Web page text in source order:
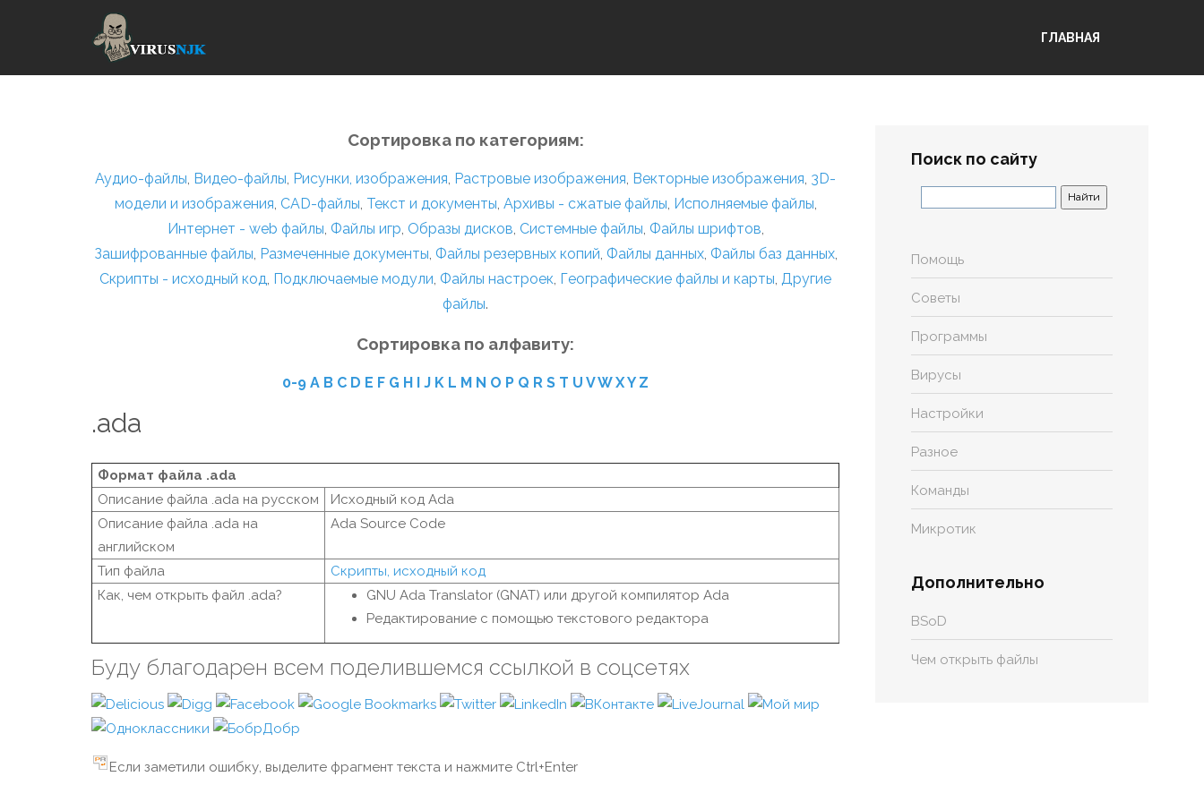
ГЛАВНАЯ
Сортировка по категориям:
Аудио-файлы, Видео-файлы, Рисунки, изображения, Растровые изображения, Векторные изображения, 3D-
модели и изображения, CAD-файлы, Текст и документы, Архивы - сжатые файлы, Исполняемые файлы,
Интернет - web файлы, Файлы игр, Образы дисков, Системные файлы, Файлы шрифтов,
Зашифрованные файлы, Размеченные документы, Файлы резервных копий, Файлы данных, Файлы баз данных,
Скрипты - исходный код, Подключаемые модули, Файлы настроек, Географические файлы и карты, Другие
файлы.
Сортировка по алфавиту:
0-9 A B C D E F G H I J K L M N O P Q R S T U VW XY Z
.ada
Формат файла .ada
Описание файла .ada на русском
Исходный код Ada
Описание файла .ada на
английском
Ada Source Code
Тип файла
Скрипты, исходный код
Как, чем открыть файл .ada?
GNU Ada Translator (GNAT) или другой компилятор Ada
Редактирование с помощью текстового редактора
Буду благодарен всем поделившемся ссылкой в соцсетях
Если заметили ошибку, выделите фрагмент текста и нажмите Ctrl+Enter
Поиск по сайту
Помощь
Советы
Программы
Вирусы
Настройки
Разное
Команды
Микротик
Дополнительно
BSoD
Чем открыть файлы